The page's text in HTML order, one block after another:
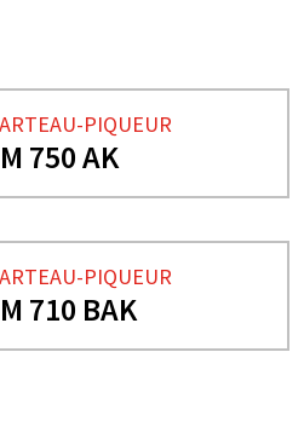
PIQUEUR
750 AK
PIQUEUR
710 BAK